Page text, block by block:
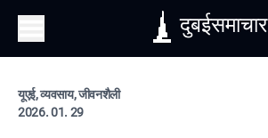
दुबईसमाचार
यूएई, व्यवसाय, जीवनशैली
2026. 01. 29